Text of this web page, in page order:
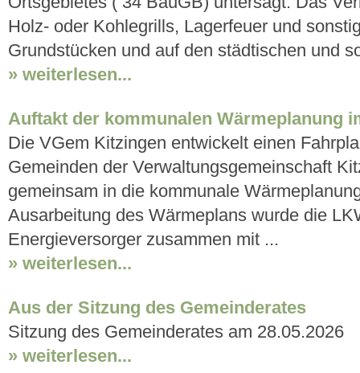
Holz- oder Kohlegrills, Lagerfeuer und
Grundstücken und auf den städtischen und
» weiterlesen...
Auftakt der kommunalen Wärmeplanung
Die VGem Kitzingen entwickelt einen
Gemeinden der Verwaltungsgemeinschaft
gemeinsam in die kommunale
Ausarbeitung des Wärmeplans wurde die
Energieversorger zusammen mit ...
» weiterlesen...
Aus der Sitzung des Gemeinderates
Sitzung des Gemeinderates am 28.05.2026
» weiterlesen...